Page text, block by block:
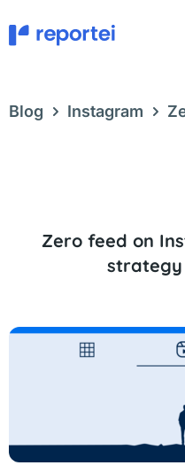
to
content
Blog Instagram
Zero feed on